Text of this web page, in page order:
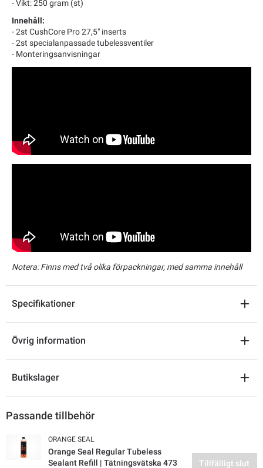
- Vikt: 250 gram (st)
Innehåll:
- 2st CushCore Pro 27,5" inserts
- 2st specialanpassade tubelessventiler
- Monteringsanvisningar
Notera: Finns med två olika förpackningar, med samma innehåll
Specifikationer
Övrig information
Butikslager
Passande tillbehör
ORANGE SEAL
Orange Seal Regular Tubeless
Sealant Refill | Tätningsvätska 473
Tillfälligt slut